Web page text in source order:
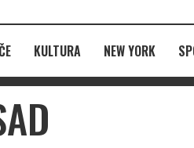
KULTURA NEW YORK